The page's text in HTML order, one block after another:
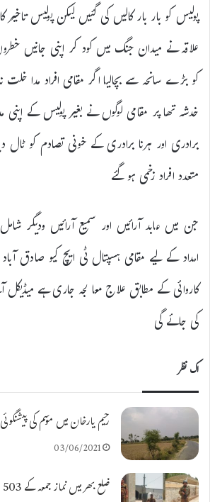
پولیس کو بار بار کالیں کی گئیں لیکن پولیس
علاقہ نے میدان جنگ میں کود کر اپنی جانیں
کو بڑے سانحہ سے بچالیا اگر مقامی افراد مدا
خدشہ تھا پر مقامی لوگوں نے بغیر پولیس کے
برادری اور ہرنا برادری کے خونی تصادم کو ٹال
متعدد افراد زخمی ہو گئے
جن میں عابد آرائیں اور سمیع آرائیں ودیگر
امداد کے لیے مقامی ہسپتال ٹی ایچ کیو صادق
کاروائی کے مطابق علاج معا لجہ جاری ہے
کی جائے گی
اک نظر
رحیم یارخان میں موسم کی پیشنگوئی
03/06/2021
ضلع بھر میں نماز جمعہ کے 503 اجتماعات کا پرامن انعقاد